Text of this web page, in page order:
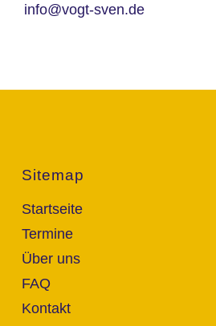
info@vogt-sven.de
Sitemap
Startseite
Termine
Über uns
FAQ
Kontakt